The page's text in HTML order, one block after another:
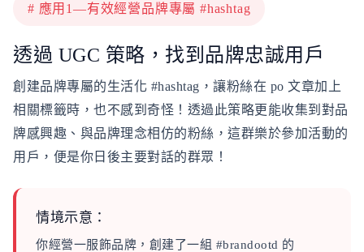
# 應用1—有效經營品牌專屬 #hashtag
透過 UGC 策略，找到品牌忠誠用戶
創建品牌專屬的生活化 #hashtag，讓粉絲在 po 文章加上
相關標籤時，也不感到奇怪！透過此策略更能收集到對品
牌感興趣、與品牌理念相仿的粉絲，這群樂於參加活動的
用戶，便是你日後主要對話的群眾！
情境示意：
你經營一服飾品牌，創建了一組 #brandootd 的